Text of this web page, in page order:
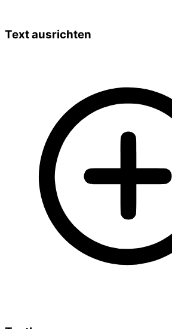
Text ausrichten